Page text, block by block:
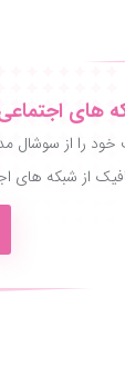
های
خود را از سوشال
ترافیک از شبکه